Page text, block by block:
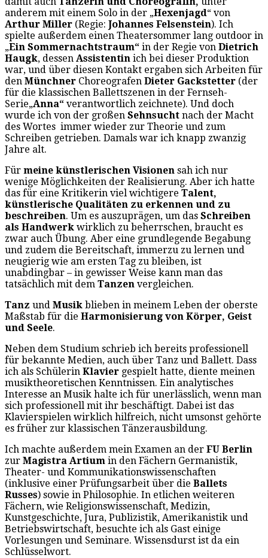
anderem mit einem Solo in der „Hexenjagd“ von
Arthur Miller (Regie: Johannes Felsenstein). Ich
spielte außerdem einen Theatersommer lang outdoor in
„Ein Sommernachtstraum“ in der Regie von Dietrich
Haugk, dessen Assistentin ich bei dieser Produktion
war, und über diesen Kontakt ergaben sich Arbeiten für
den Münchner Choreografen Dieter Gackstetter (der
für die klassischen Ballettszenen in der Fernseh-
Serie„Anna“ verantwortlich zeichnete). Und doch
wurde ich von der großen Sehnsucht nach der Macht
des Wortes immer wieder zur Theorie und zum
Schreiben getrieben. Damals war ich knapp zwanzig
Jahre alt.
Für meine künstlerischen Visionen sah ich nur
wenige Möglichkeiten der Realisierung. Aber ich hatte
das für eine Kritikerin viel wichtigere Talent,
künstlerische Qualitäten zu erkennen und zu
beschreiben. Um es auszuprägen, um das Schreiben
als Handwerk wirklich zu beherrschen, braucht es
zwar auch Übung. Aber eine grundlegende Begabung
und zudem die Bereitschaft, immerzu zu lernen und
neugierig wie am ersten Tag zu bleiben, ist
unabdingbar – in gewisser Weise kann man das
tatsächlich mit dem Tanzen vergleichen.
Tanz und Musik blieben in meinem Leben der oberste
Maßstab für die Harmonisierung von Körper, Geist
und Seele.
Neben dem Studium schrieb ich bereits professionell
für bekannte Medien, auch über Tanz und Ballett. Dass
ich als Schülerin Klavier gespielt hatte, diente meinen
musiktheoretischen Kenntnissen. Ein analytisches
Interesse an Musik halte ich für unerlässlich, wenn man
sich professionell mit ihr beschäftigt. Dabei ist das
Klavierspielen wirklich hilfreich, nicht umsonst gehörte
es früher zur klassischen Tänzerausbildung.
Ich machte außerdem mein Examen an der FU Berlin
zur Magistra Artium in den Fächern Germanistik,
Theater- und Kommunikationswissenschaften
(inklusive einer Prüfungsarbeit über die Ballets
Russes) sowie in Philosophie. In etlichen weiteren
Fächern, wie Religionswissenschaft, Medizin,
Kunstgeschichte, Jura, Publizistik, Amerikanistik und
Betriebswirtschaft, besuchte ich als Gast einige
Vorlesungen und Seminare. Wissensdurst ist da ein
Schlüsselwort.